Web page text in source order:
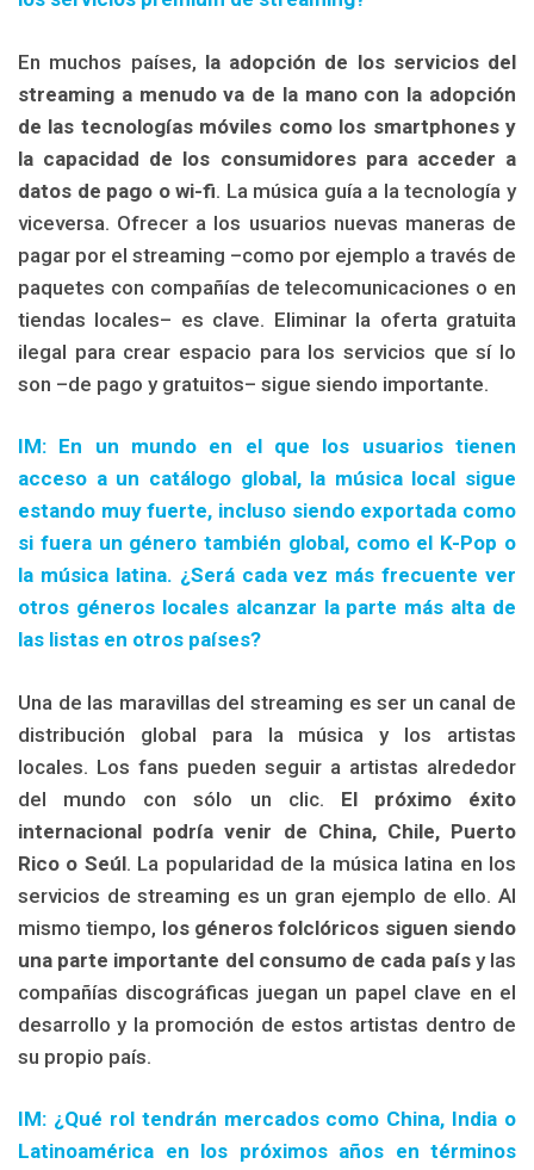
En muchos países, la adopción de los servicios del
streaming a menudo va de la mano con la adopción
de las tecnologías móviles como los smartphones y
la capacidad de los consumidores para acceder a
datos de pago o wi-fi. La música guía a la tecnología y
viceversa. Ofrecer a los usuarios nuevas maneras de
pagar por el streaming –como por ejemplo a través de
paquetes con compañías de telecomunicaciones o en
tiendas locales– es clave. Eliminar la oferta gratuita
ilegal para crear espacio para los servicios que sí lo
son –de pago y gratuitos– sigue siendo importante.
IM: En un mundo en el que los usuarios tienen
acceso a un catálogo global, la música local sigue
estando muy fuerte, incluso siendo exportada como
si fuera un género también global, como el K-Pop o
la música latina. ¿Será cada vez más frecuente ver
otros géneros locales alcanzar la parte más alta de
las listas en otros países?
Una de las maravillas del streaming es ser un canal de
distribución global para la música y los artistas
locales. Los fans pueden seguir a artistas alrededor
del mundo con sólo un clic. El próximo éxito
internacional podría venir de China, Chile, Puerto
Rico o Seúl. La popularidad de la música latina en los
servicios de streaming es un gran ejemplo de ello. Al
mismo tiempo, los géneros folclóricos siguen siendo
una parte importante del consumo de cada paísy las
compañías discográficas juegan un papel clave en el
desarrollo y la promoción de estos artistas dentro de
su propio país.
IM: ¿Qué rol tendrán mercados como China, India o
Latinoamérica en los próximos años en términos